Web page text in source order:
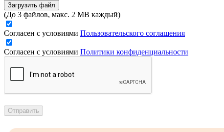
Загрузить файл
(До 3 файлов, макс. 2 MB каждый)
Согласен с условиями Пользовательского соглашения
Согласен с условиями Политики конфиденциальности
Отправить